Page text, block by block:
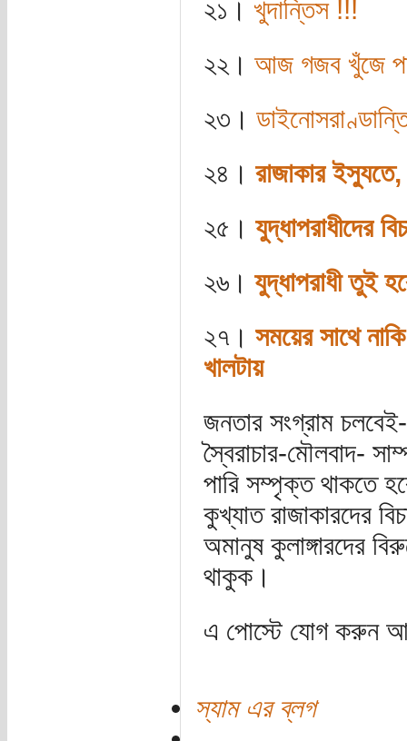
২১। খুদান্তিস !!!
২২। আজ গজব খুঁজে
২৩।
২৪। রাজাকার
২৫। যুদ্ধাপরাধীদের
২৬। যুদ্ধাপরাধী তুই
২৭। সময়ের সাথে
খালটায়
জনতার সংগ্রাম
স্বৈরাচার-মৌলবাদ-
পারি সম্পৃক্ত থাকতে
কুখ্যাত রাজাকারদের
অমানুষ কুলাঙ্গারদের
থাকুক।
এ পোস্টে যোগ করুন
স্যাম এর ব্লগ